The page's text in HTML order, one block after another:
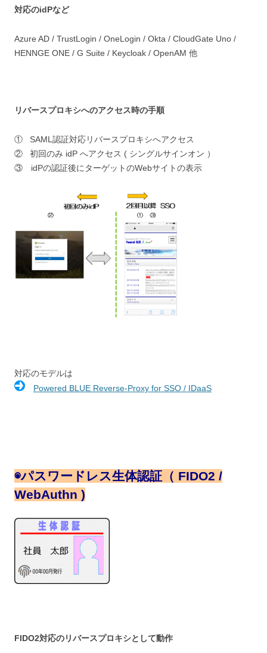
対応のidPなど
Azure AD / TrustLogin / OneLogin / Okta / CloudGate Uno /
HENNGE ONE / G Suite / Keycloak / OpenAM 他
リバースプロキシへのアクセス時の手順
① SAML認証対応リバースプロキシへアクセス
② 初回のみ idP へアクセス ( シングルサインオン ）
③ idPの認証後にターゲットのWebサイトの表示
対応のモデルは
Powered BLUE Reverse-Proxy for SSO / IDaaS
◉パスワードレス生体認証（ FIDO2 /
WebAuthn )
FIDO2対応のリバースプロキシとして動作